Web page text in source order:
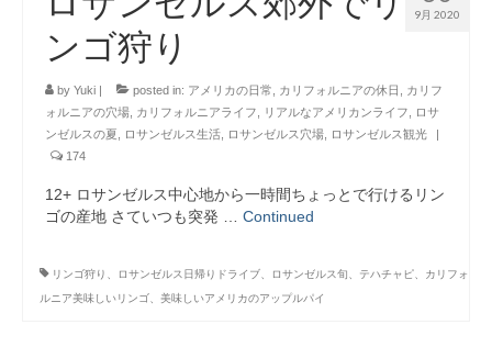
9月 2020
ンゴ狩り
by Yuki | posted in: アメリカの日常 カリフォルニアの休日
カリフ
ォルニアの穴場 カリフォルニアライフ リアルなアメリカンライフ
ロサ
ンゼルスの夏
ロサンゼルス生活 ロサンゼルス穴場 ロサンゼルス観光
|
174
12+ ロサンゼルス中心地から一時間ちょっとで行けるリン
ゴの産地 さていつも突発 … Continued
リンゴ狩り、ロサンゼルス日帰りドライブ、ロサンゼルス旬、テハチャピ、カリフォ
ルニア美味しいリンゴ、美味しいアメリカのアップルパイ